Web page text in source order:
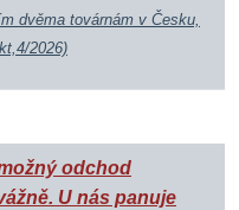
dvěma továrnám v Česku,
2026)
odchod
U nás panuje